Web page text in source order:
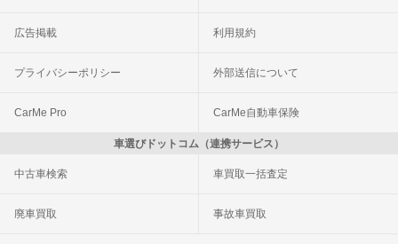
広告掲載 利用規約
プライバシーポリシー 外部送信について
CarMe Pro CarMe自動車保険
車選びドットコム（連携サービス）
中古車検索 車買取一括査定
廃車買取 事故車買取